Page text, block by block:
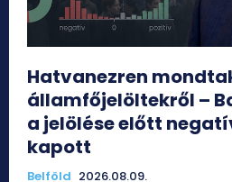
Hatvanezren
államfőjelöltekről –
a jelölése előtt
kapott
Belföld 2026.08.09.